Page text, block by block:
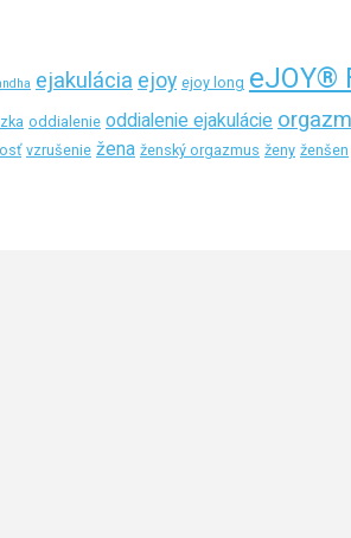
ejakulácia ejoy ejoy long eJOY®
oddialenie oddialenie ejakulácie
vzrušenie žena ženský orgazmus ženy ženšen